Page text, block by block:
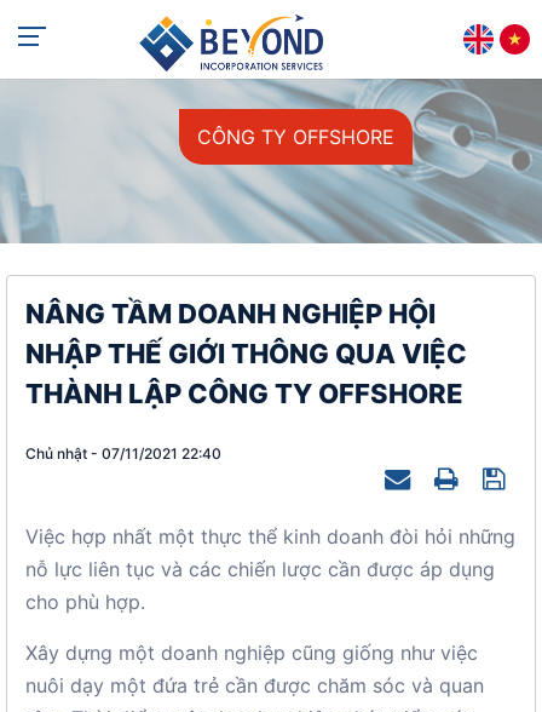
+84 813 405 565
support@beyondincorp.com
CÔNG TY OFFSHORE
NÂNG TẦM DOANH NGHIỆP HỘI
NHẬP THẾ GIỚI THÔNG QUA VIỆC
THÀNH LẬP CÔNG TY OFFSHORE
Chủ nhật - 07/11/2021 22:40
Việc hợp nhất một thực thể kinh doanh đòi hỏi những
nỗ lực liên tục và các chiến lược cần được áp dụng
cho phù hợp.
Xây dựng một doanh nghiệp cũng giống như việc
nuôi dạy một đứa trẻ cần được chăm sóc và quan